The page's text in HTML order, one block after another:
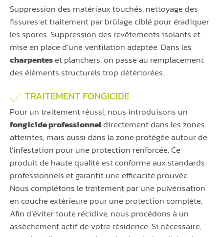
Suppression des matériaux touchés, nettoyage des
fissures et traitement par brûlage ciblé pour éradiquer
les spores. Suppression des revêtements isolants et
mise en place d’une ventilation adaptée. Dans les
charpenteset planchers, on passe au remplacement
des éléments structurels trop détériorées.
TRAITEMENT FONGICIDE
Pour un traitement réussi, nous introduisons un
fongicide professionneldirectement dans les zones
atteintes, mais aussi dans la zone protégée autour de
l’infestation pour une protection renforcée. Ce
produit de haute qualité est conforme aux standards
professionnels et garantit une efficacité prouvée.
Nous complétons le traitement par une pulvérisation
en couche extérieure pour une protection complète.
Afin d’éviter toute récidive, nous procédons à un
assèchement actif de votre résidence. Si nécessaire,